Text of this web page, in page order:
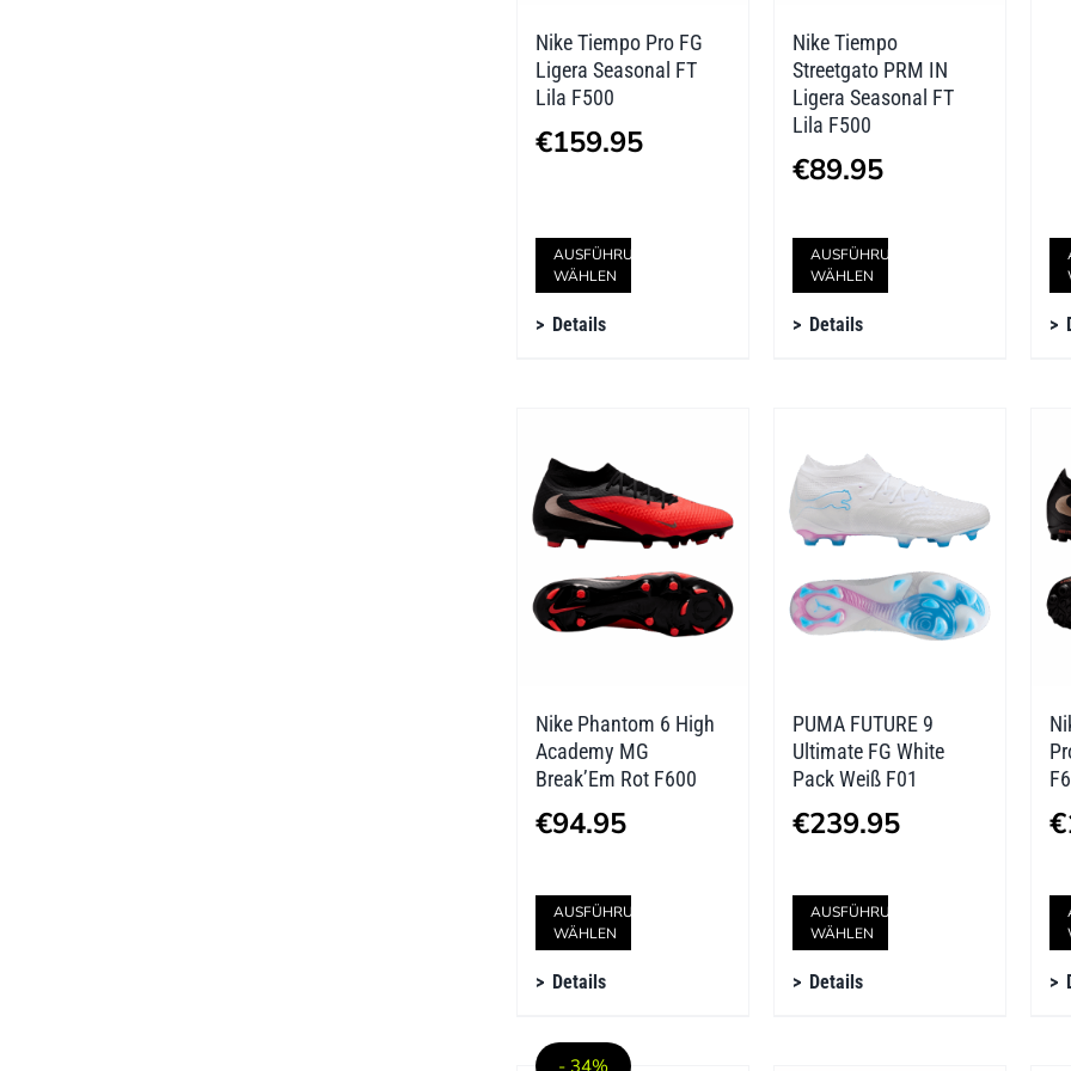
Produktseite
werden
Produktseite
gewählt
Nike Tiempo Pro FG
Ligera Seasonal FT
Lila F500
€159.95
AUSFÜHRUNG
WÄHLEN
Dieses
Produkt
auf.
Die
Optionen
können
auf
Produktseite
gewählt
Details
Nike Tiempo
Streetgato PRM IN
Ligera Seasonal FT
Lila F500
€89.95
AUSFÜHRUNG
WÄHLEN
Dieses
Produkt
auf.
Die
Optionen
können
auf
Produktseite
gewählt
werden
Details
Nike Phantom 6 High
Academy MG
Break’Em Rot F600
€94.95
AUSFÜHRUNG
WÄHLEN
Dieses
Produkt
Details
PUMA FUTURE 9
Ultimate FG White
Pack Weiß F01
€239.95
AUSFÜHRUNG
WÄHLEN
Dieses
Produkt
Details
€
- 34%